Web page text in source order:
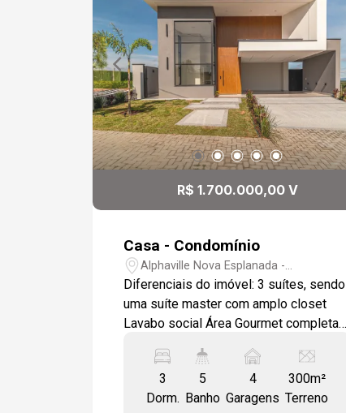
R$ 1.700.000,00 V
Casa - Condomínio
Alphaville Nova Esplanada -
Votorantim/SP
Diferenciais do imóvel: 3 suítes, sendo
uma suíte master com amplo closet
Lavabo social Área Gourmet completa
ambiente na área gourmet Aquecimento
solar com boiler de 500L Móveis
planejados na cozinha, área gourmet e
3
Dorm.
5
Banho
4
Garagens
300m²
Terreno